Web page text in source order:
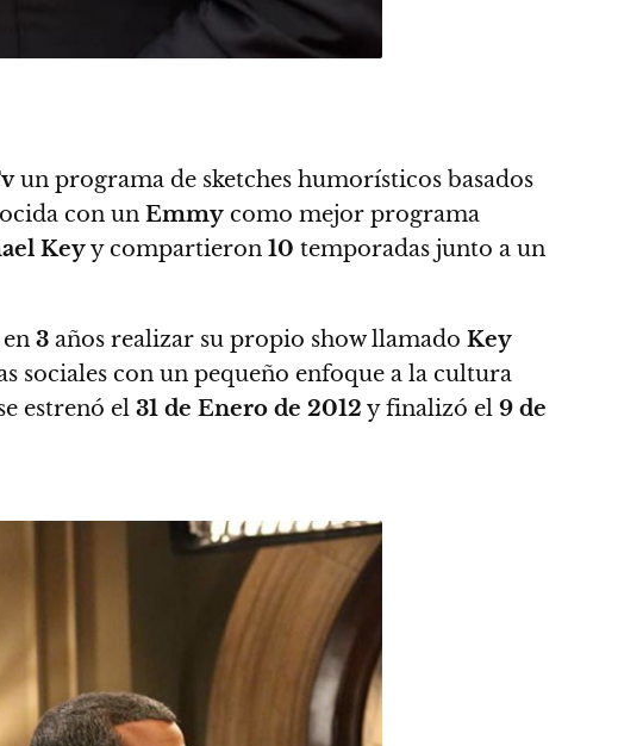
un programa de sketches humorísticos basados
con un Emmy como mejor programa
Keyycompartieron 10 temporadas junto a un
3 años realizar su propio show llamado Key
sociales con un pequeño enfoque a la cultura
estrenó el 31 de Enero de 2012 y finalizó el 9 de